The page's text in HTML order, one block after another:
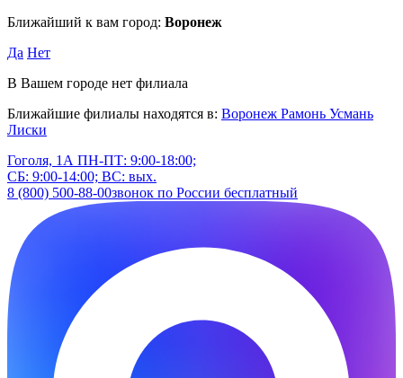
Ближайший к вам город: Воронеж
Да Нет
В Вашем городе нет филиала
Ближайшие филиалы находятся в: Воронеж Рамонь Усмань
Лиски
Гоголя, 1А ПН-ПТ: 9:00-18:00;
СБ: 9:00-14:00; ВС: вых.
8 (800) 500-88-00звонок по России бесплатный